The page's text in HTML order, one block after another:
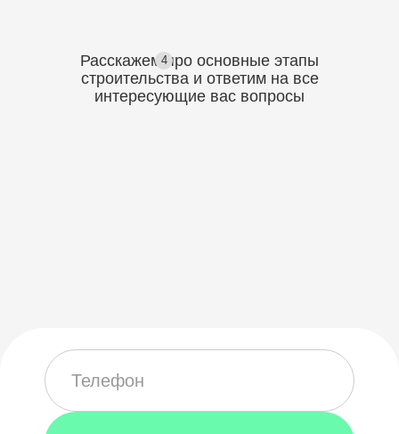
4
Расскажем про основные этапы
строительства и ответим на все
интересующие вас вопросы